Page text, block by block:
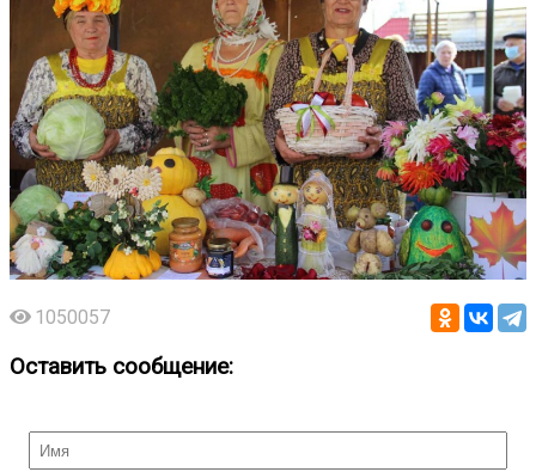
1050057
Оставить сообщение: